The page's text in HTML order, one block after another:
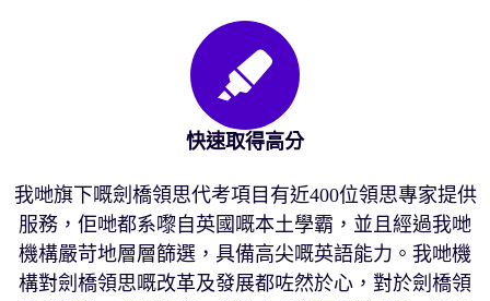
快速取得高分
我哋旗下嘅劍橋領思代考項目有近400位領思專家提供
服務，佢哋都系嚟自英國嘅本土學霸，並且經過我哋
機構嚴苛地層層篩選，具備高尖嘅英語能力。我哋機
構對劍橋領思嘅改革及發展都咗然於心，對於劍橋領